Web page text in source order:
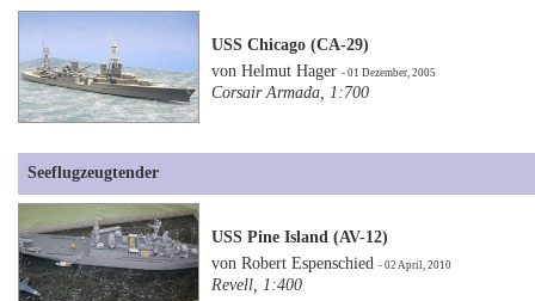
USS Chicago (CA-29)
von Helmut Hager- 01 Dezember, 2005
Corsair Armada, 1:700
Seeflugzeugtender
USS Pine Island (AV-12)
von Robert Espenschied- 02 April, 2010
Revell, 1:400